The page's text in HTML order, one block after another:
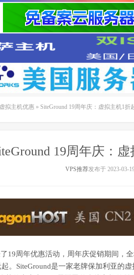
虚拟主机优惠 » SiteGround 19周年庆：虚拟主机1折
19周年庆：
VPS推荐发布于 2023-03-
19周年优惠活动，周年庆促销期间，
。SiteGround是一家老牌保加利亚的